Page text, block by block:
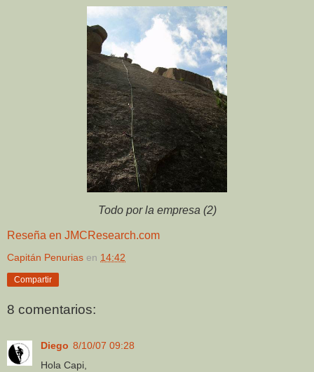
Todo por la empresa (2)
Reseña en JMCResearch.com
Capitán Penurias en 14:42
Compartir
8 comentarios:
Diego 8/10/07 09:28
Hola Capi,